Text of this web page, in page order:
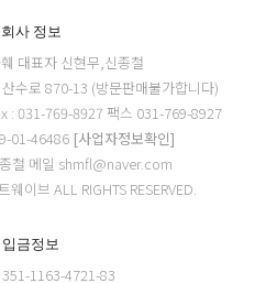
회사 정보
대표자 신현무,신종철
수로 870-13 (방문판매불가합니다)
: 031-769-8927 팩스 031-769-8927
01-46486 [사업자정보확인]
철 메일 shmfl@naver.com
이브 ALL RIGHTS RESERVED.
입금정보
1163-4721-83